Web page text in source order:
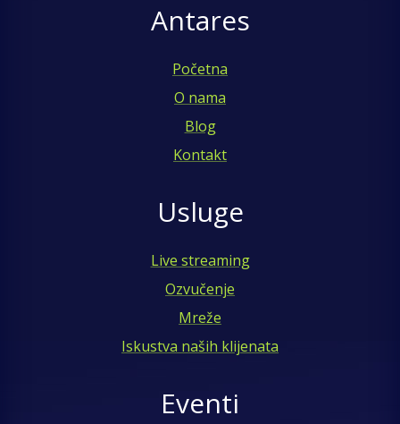
Antares
Početna
O nama
Blog
Kontakt
Usluge
Live streaming
Ozvučenje
Mreže
Iskustva naših klijenata
Eventi